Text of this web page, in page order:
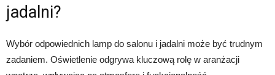
jadalni?
Wybór odpowiednich lamp do salonu i jadalni może być trudnym
zadaniem. Oświetlenie odgrywa kluczową rolę w aranżacji